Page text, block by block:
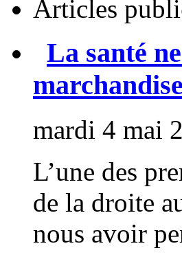
Articles
La santé
marchandise
mardi 4 mai
L’une des
de la droite
nous avoir